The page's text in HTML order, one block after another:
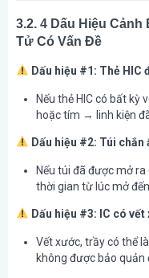
3.2. 4 Dấu Hiệu
Tử Có Vấn Đề
Dấu hiệu #1: Thẻ HIC
Nếu thẻ HIC có bất kỳ
hoặc tím → linh kiện
Dấu hiệu #2: Túi chắn
Nếu túi đã được mở
thời gian từ lúc mở
Dấu hiệu #3: IC có
Vết xước, trầy có thể
không được bảo quản